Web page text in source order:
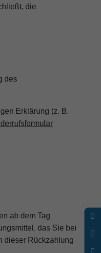
die
des
Erklärung (z. B.
ab dem Tag
das Sie bei
dieser Rückzahlung